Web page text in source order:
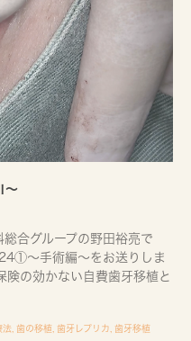
〜
合グループの野田裕亮で
～手術編～をお送りしま
の効かない自費歯牙移植と
法 歯の移植 歯牙レプリカ 歯牙移植